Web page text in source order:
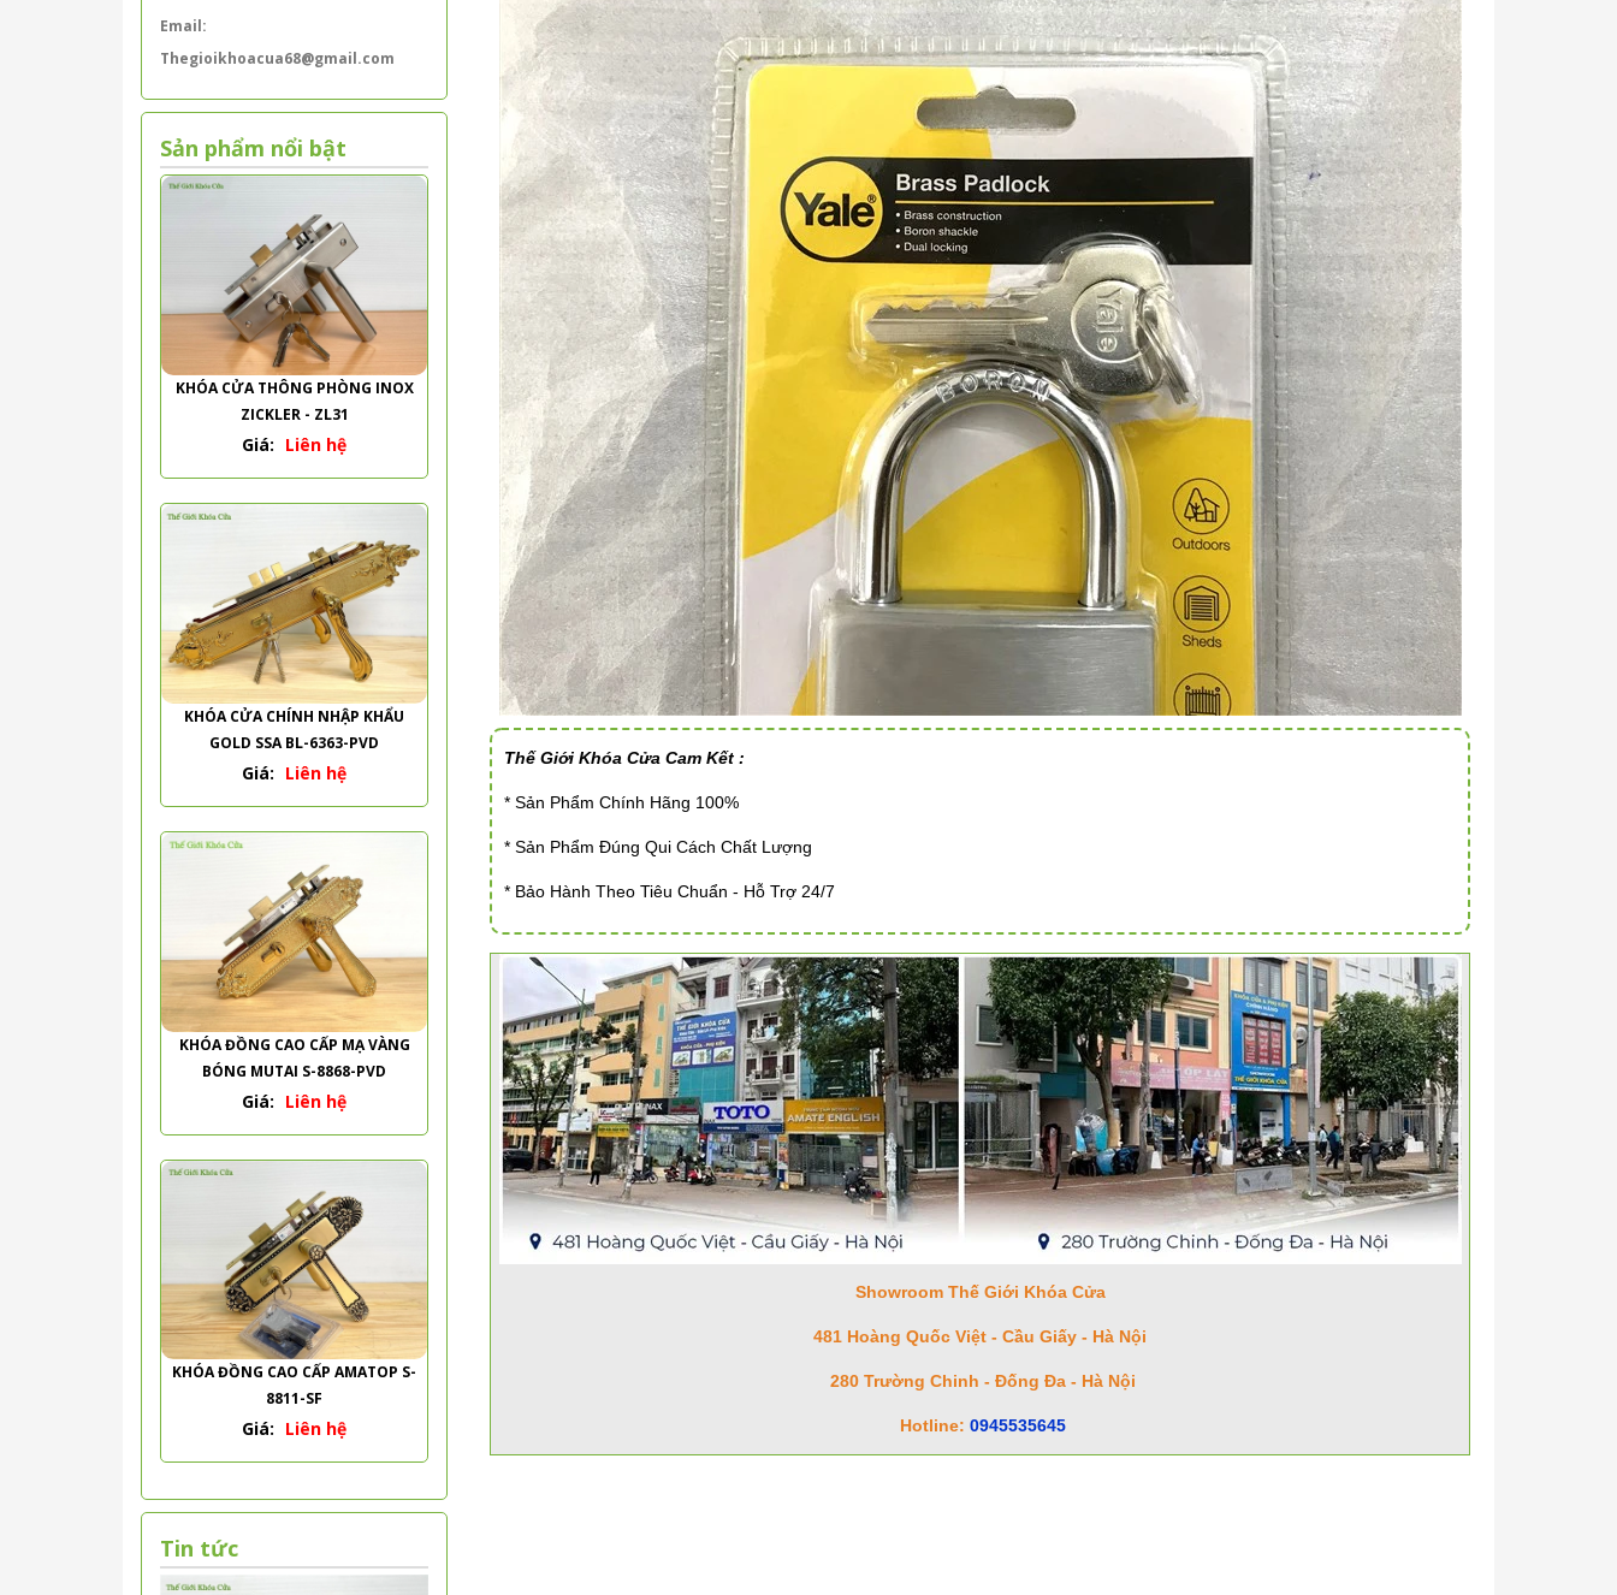
Thế Giới Khóa Cửa Cam Kết :
* Sản Phẩm Chính Hãng 100%
* Sản Phẩm Đúng Qui Cách Chất Lượng
* Bảo Hành Theo Tiêu Chuẩn - Hỗ Trợ 24/7
Showroom Thế Giới Khóa Cửa
481 Hoàng Quốc Việt - Cầu Giấy - Hà Nội
280 Trường Chinh - Đống Đa - Hà Nội
Hotline: 0945535645
Email:
Thegioikhoacua68@gmail.com
Sản phẩm nổi bật
KHÓA CỬA THÔNG PHÒNG INOX
ZICKLER - ZL31
Giá: Liên hệ
KHÓA CỬA CHÍNH NHẬP KHẨU
GOLD SSA BL-6363-PVD
Giá: Liên hệ
KHÓA ĐỒNG CAO CẤP MẠ VÀNG
BÓNG MUTAI S-8868-PVD
Giá: Liên hệ
KHÓA ĐỒNG CAO CẤP AMATOP S-
8811-SF
Giá: Liên hệ
Tin tức